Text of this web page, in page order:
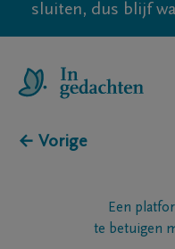
sluiten, dus blijf
← Vorige
Een
te betuigen